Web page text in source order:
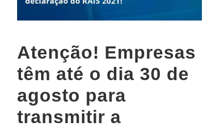
Atenção! Empresas
têm até o dia 30 de
agosto para
transmitir a